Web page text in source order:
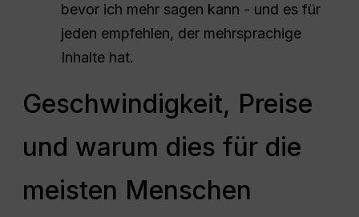
bevor ich mehr sagen kann - und es für
jeden empfehlen, der mehrsprachige
Inhalte hat.
Geschwindigkeit, Preise
und warum dies für die
meisten Menschen